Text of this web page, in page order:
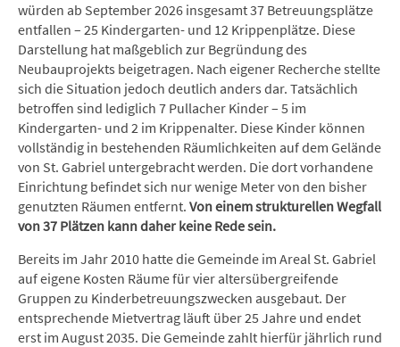
würden ab September 2026 insgesamt 37 Betreuungsplätze
entfallen – 25 Kindergarten- und 12 Krippenplätze. Diese
Darstellung hat maßgeblich zur Begründung des
Neubauprojekts beigetragen. Nach eigener Recherche stellte
sich die Situation jedoch deutlich anders dar. Tatsächlich
betroffen sind lediglich 7 Pullacher Kinder – 5 im
Kindergarten- und 2 im Krippenalter. Diese Kinder können
vollständig in bestehenden Räumlichkeiten auf dem Gelände
von St. Gabriel untergebracht werden. Die dort vorhandene
Einrichtung befindet sich nur wenige Meter von den bisher
genutzten Räumen entfernt. Von einem strukturellen Wegfall
von 37 Plätzen kann daher keine Rede sein.
Bereits im Jahr 2010 hatte die Gemeinde im Areal St. Gabriel
auf eigene Kosten Räume für vier altersübergreifende
Gruppen zu Kinderbetreuungszwecken ausgebaut. Der
entsprechende Mietvertrag läuft über 25 Jahre und endet
erst im August 2035. Die Gemeinde zahlt hierfür jährlich rund